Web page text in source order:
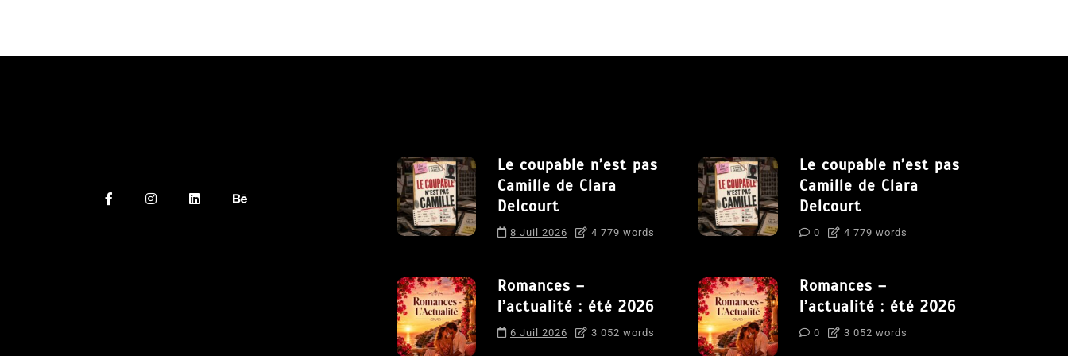
Le coupable n’est pas
Camille de Clara
Delcourt
8 Juil 2026 4 779 words
Romances –
l’actualité : été 2026
6 Juil 2026 3 052 words
Le coupable n’est pas
Camille de Clara
Delcourt
0 4 779 words
Romances –
l’actualité : été 2026
0 3 052 words